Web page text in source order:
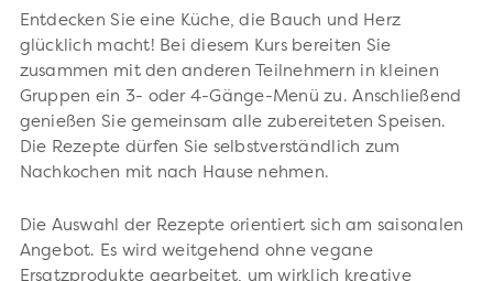
Entdecken Sie eine Küche, die Bauch und Herz
glücklich macht! Bei diesem Kurs bereiten Sie
zusammen mit den anderen Teilnehmern in kleinen
Gruppen ein 3- oder 4-Gänge-Menü zu. Anschließend
genießen Sie gemeinsam alle zubereiteten Speisen.
Die Rezepte dürfen Sie selbstverständlich zum
Nachkochen mit nach Hause nehmen.
Die Auswahl der Rezepte orientiert sich am saisonalen
Angebot. Es wird weitgehend ohne vegane
Ersatzprodukte gearbeitet, um wirklich kreative